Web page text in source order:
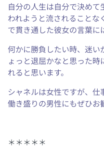
自分の人生は自分で決め
われようと流されることな
で貫き通した彼女の言葉に
何かに勝負したい時、迷
ょっと退屈かなと思った時
れると思います。
シャネルは女性ですが、仕
働き盛りの男性にもぜひお
＊＊＊＊＊